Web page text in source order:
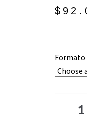
$
Formato